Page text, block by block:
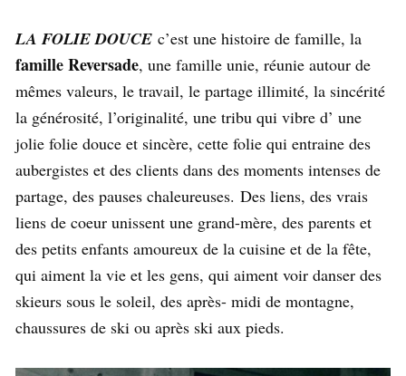
LA FOLIE DOUCE c’est une histoire de famille, la
famille Reversade, une famille unie, réunie autour de
mêmes valeurs, le travail, le partage illimité, la sincérité
la générosité, l’originalité, une tribu qui vibre d’ une
jolie folie douce et sincère, cette folie qui entraine des
aubergistes et des clients dans des moments intenses de
partage, des pauses chaleureuses. Des liens, des vrais
liens de coeur unissent une grand-mère, des parents et
des petits enfants amoureux de la cuisine et de la fête,
qui aiment la vie et les gens, qui aiment voir danser des
skieurs sous le soleil, des après- midi de montagne,
chaussures de ski ou après ski aux pieds.